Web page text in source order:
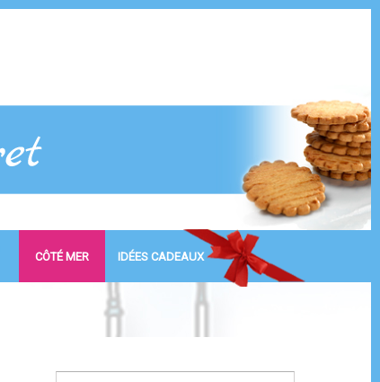
CÔTÉ MER IDÉES CADEAUX